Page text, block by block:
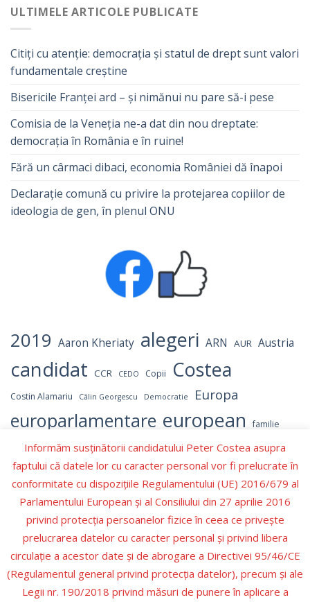
ULTIMELE ARTICOLE PUBLICATE
Citiți cu atenție: democrația și statul de drept sunt valori
fundamentale creștine
Bisericile Franței ard – și nimănui nu pare să-i pese
Comisia de la Veneția ne-a dat din nou dreptate:
democrația în România e în ruine!
Fără un cârmaci dibaci, economia României dă înapoi
Declarație comună cu privire la protejarea copiilor de
ideologia de gen, în plenul ONU
2019 Aaron Kheriaty alegeri ARN AUR Austria
candidat CCR CEDO Copii Costea
Costin Alamariu Călin Georgescu Democratie Europa
europarlamentare european familie
Germania Hamas independent Israel LGBT
Marcel Ciolacu NATO OMS parlament
parlamentul Parlamentul European
peter Peter Costea PNL
Prezidentiale PSD Recenzie carte Romania Schengen
SUA Trump Ucraina Ursula Ursula von der Leyen Valori
Informăm susținătorii candidatului Peter Costea asupra
faptului că datele lor cu caracter personal vor fi prelucrate în
conformitate cu dispozițiile Regulamentului (UE) 2016/679 al
Parlamentului European şi al Consiliului din 27 aprilie 2016
privind protecţia persoanelor fizice în ceea ce priveşte
prelucrarea datelor cu caracter personal şi privind libera
circulaţie a acestor date şi de abrogare a Directivei 95/46/CE
(Regulamentul general privind protecţia datelor), precum şi ale
Legii nr. 190/2018 privind măsuri de punere în aplicare a